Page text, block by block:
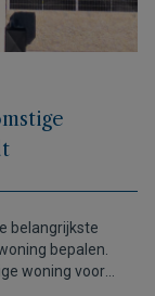
belangrijkste
bepalen.
woning voor